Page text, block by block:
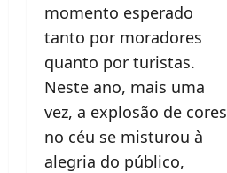
momento esperado
tanto por moradores
quanto por turistas.
Neste ano, mais uma
vez, a explosão de cores
no céu se misturou à
alegria do público,